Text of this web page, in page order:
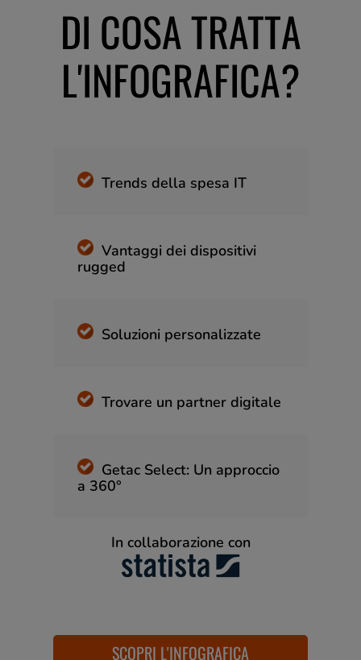
DI COSA TRATTA
L'INFOGRAFICA?
Trends della spesa IT
Vantaggi dei dispositivi
rugged
Soluzioni personalizzate
Trovare un partner digitale
Getac Select: Un approccio
a 360°
In collaborazione con
SCOPRI L'INFOGRAFICA